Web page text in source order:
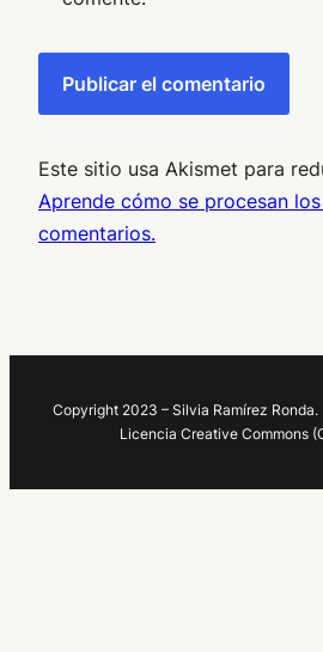
Este sitio usa Akismet para
Aprende cómo se procesan
comentarios.
Copyright 2023 – Silvia Ramírez
Licencia Creative Commons